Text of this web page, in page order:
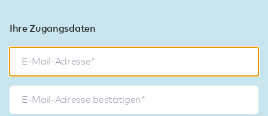
Ihre Zugangsdaten